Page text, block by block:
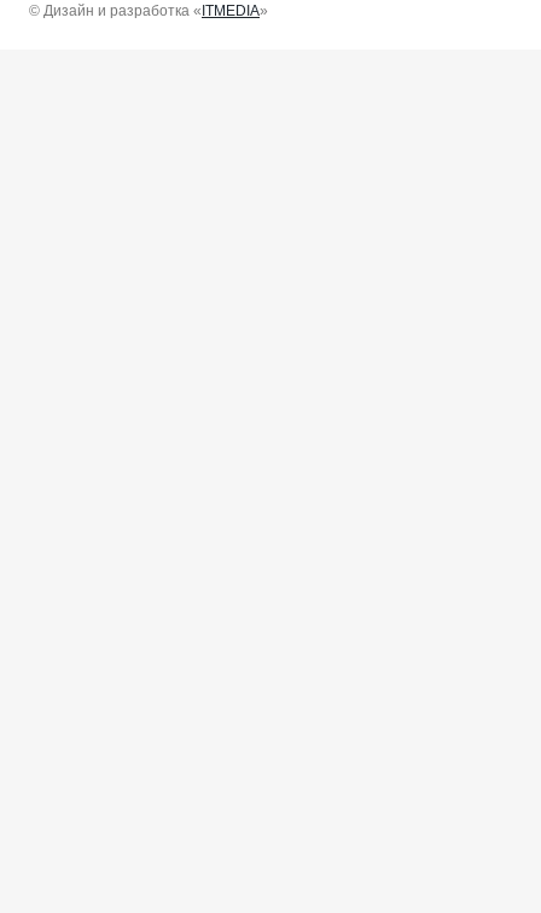
© Дизайн и разработка « ITMEDIA»